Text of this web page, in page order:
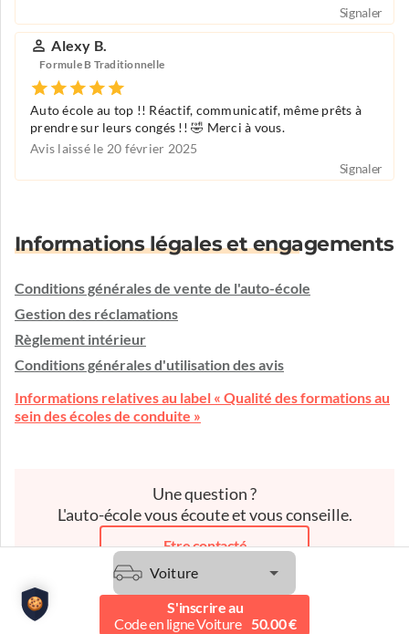
Signaler
Alexy B.
Formule B Traditionnelle
Auto école au top !! Réactif, communicatif, même prêts à
prendre sur leurs congés !! 🤣 Merci à vous.
Avis laissé le 20 février 2025
Signaler
Informations légales et engagements
Conditions générales de vente de l'auto-école
Gestion des réclamations
Règlement intérieur
Conditions générales d'utilisation des avis
Informations relatives au label « Qualité des formations au
sein des écoles de conduite »
Une question ?
L'auto-école vous écoute et vous conseille.
Etre contacté
Voiture
S'inscrire au
Code en ligne Voiture
50.00 €